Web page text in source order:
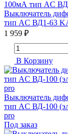
Выключатель
тип AC ВД1-63
1 959 ₽
В Корзину
Выключатель
тип AC ВД-100
pro
Под заказ